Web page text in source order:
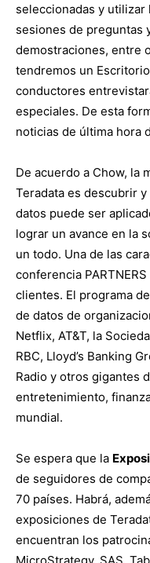
seleccionadas y utilizar
sesiones de preguntas
demostraciones, entre
tendremos un
conductores
especiales. De esta
noticias de última hora
De acuerdo a Chow, la
Teradata es descubrir
datos puede ser
lograr un avance en la
un todo. Una de las
conferencia
clientes. El programa
de datos de
Netflix, AT&T, la
RBC, Lloyd’s Banking
Radio y otros gigantes
entretenimiento,
mundial.
Se espera que la
de seguidores de
70 países. Habrá,
exposiciones de
encuentran los